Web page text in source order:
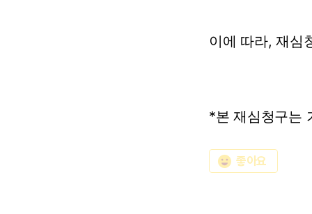
이에 따라, 재심
*본재심청구는
emoji_emotions 좋아요